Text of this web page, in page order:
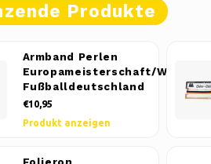
Produkte
Armband Perlen
Europameisterschaft/
Fußballdeutschland
€10,95
Produkt anzeigen